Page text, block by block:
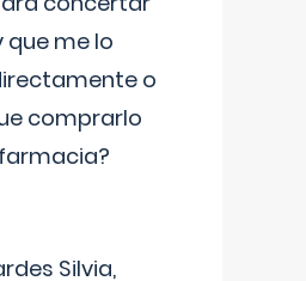
que me lo
o
comprarlo
Silvia,